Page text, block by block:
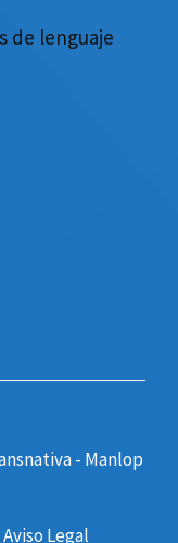
de lenguaje
- Manlop
Aviso Legal